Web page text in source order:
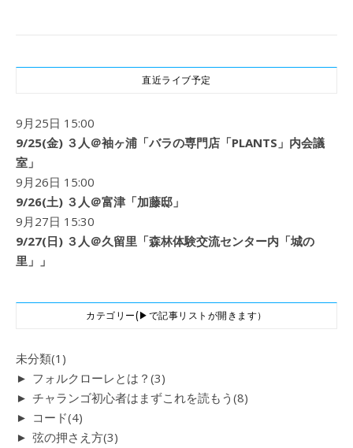
直近ライブ予定
9月25日 15:00
9/25(金) ３人＠袖ヶ浦「バラの専門店「PLANTS」内会議
室」
9月26日 15:00
9/26(土) ３人＠富津「加藤邸」
9月27日 15:30
9/27(日) ３人＠久留里「森林体験交流センター内「城の
里」」
カテゴリー(▶で記事リストが開きます）
未分類(1)
► フォルクローレとは？ (3)
► チャランゴ初心者はまずこれを読もう (8)
► コード(4)
► 弦の押さえ方(3)